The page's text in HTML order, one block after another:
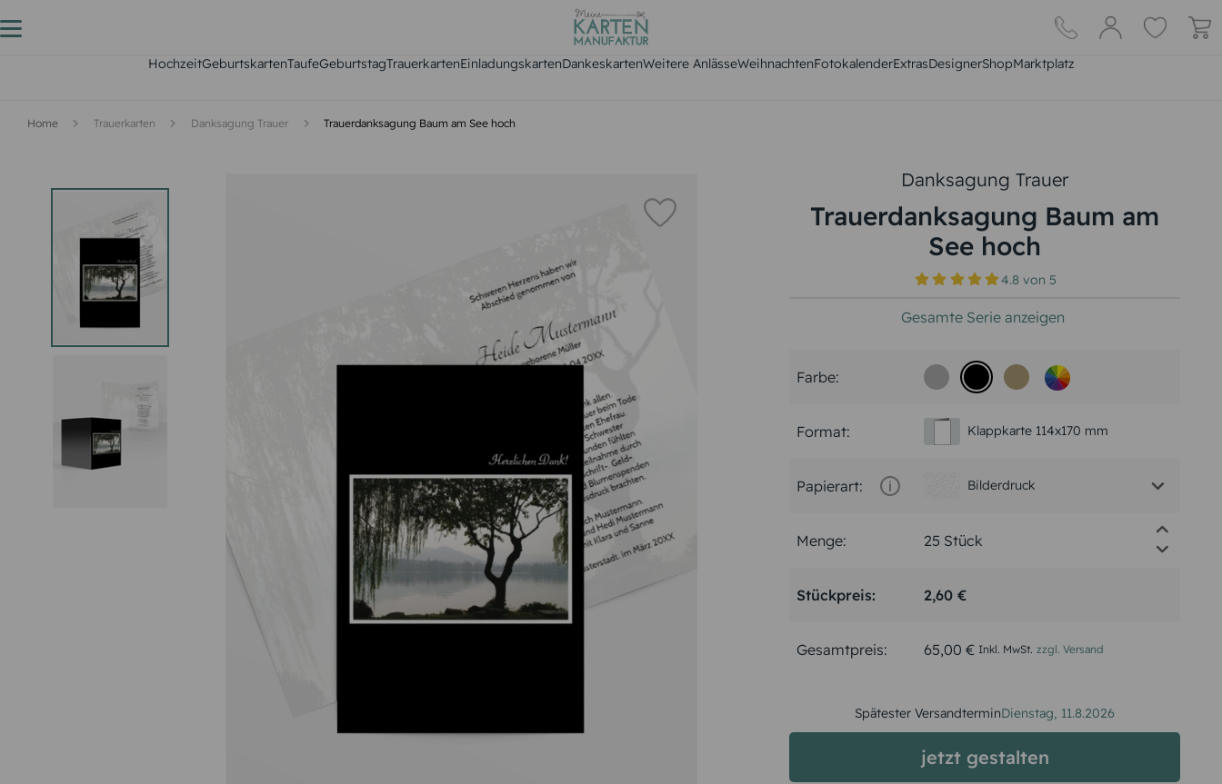
HochzeitGeburtskartenTaufeGeburtstagTrauerkartenEinladungskartenDankeskartenWeitere AnlässeWeihnachtenFotokalenderExtrasDesignerShopMarktplatz
Home Trauerkarten Danksagung Trauer Trauerdanksagung Baum am See hoch
Danksagung Trauer
Trauerdanksagung Baum am
See hoch
4.8von 5
Gesamte Serie anzeigen
Farbe:
Format: Klappkarte 114x170 mm
Papierart: Bilderdruck
Menge:
Stückpreis: 2,60 €
Gesamtpreis: 65,00 € Inkl. MwSt. zzgl. Versand
Spätester VersandterminDienstag, 11.8.2026
jetzt gestalten